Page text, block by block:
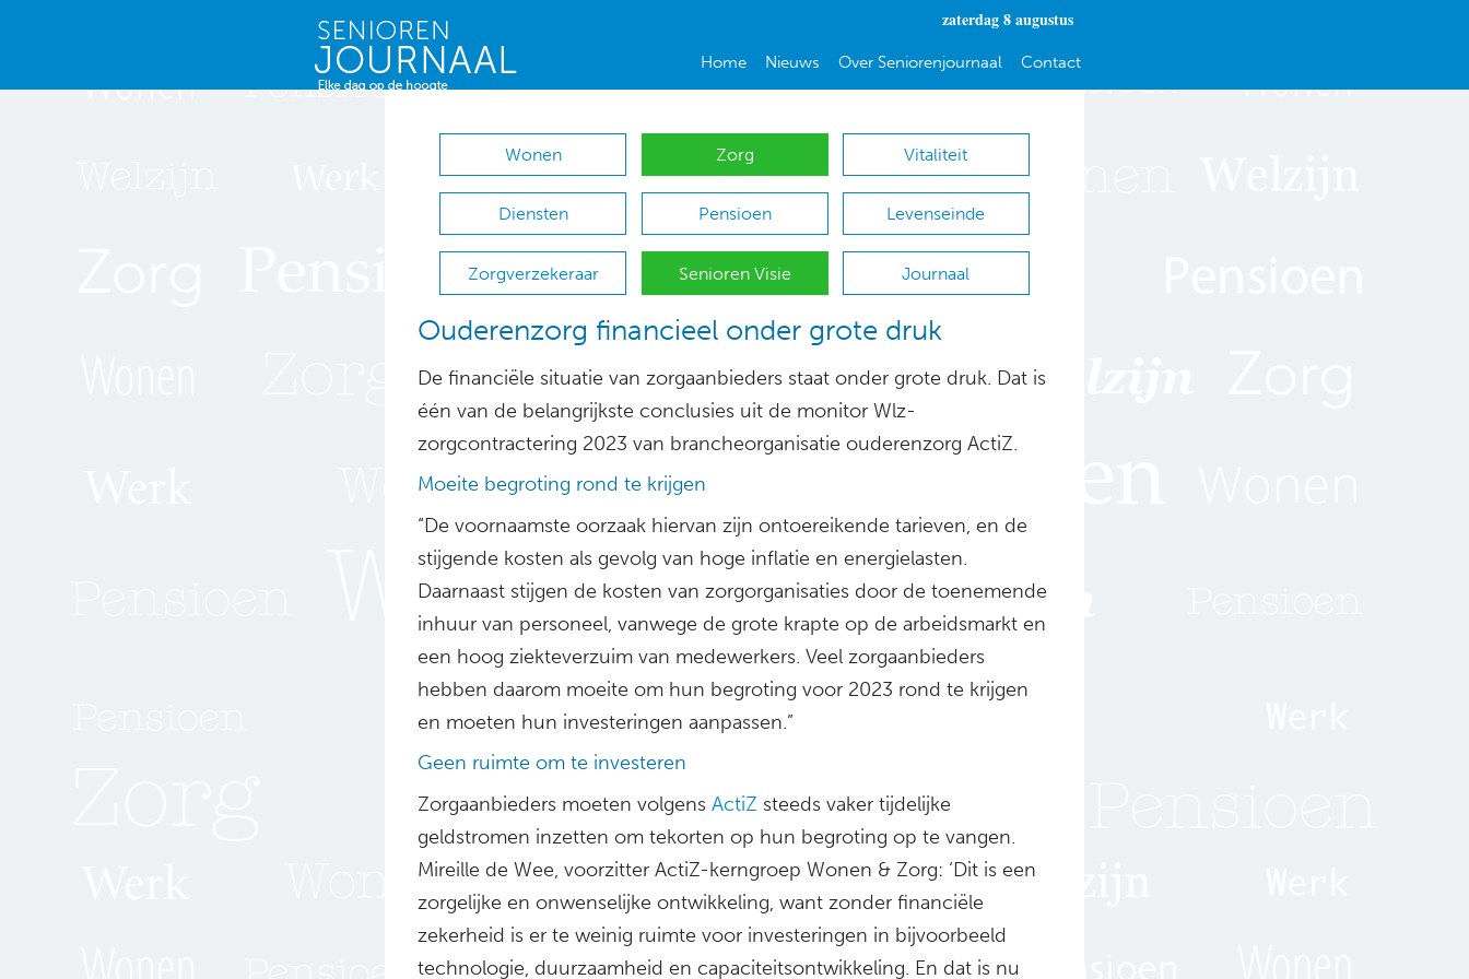
zaterdag 8 augustus
Home Nieuws Over Seniorenjournaal Contact
Wonen Zorg Vitaliteit
Diensten Pensioen Levenseinde
Zorgverzekeraar Senioren Visie Journaal
Ouderenzorg financieel onder grote druk
De financiële situatie van zorgaanbieders staat onder grote druk. Dat is
één van de belangrijkste conclusies uit de monitor Wlz-
zorgcontractering 2023 van brancheorganisatie ouderenzorg ActiZ.
Moeite begroting rond te krijgen
“De voornaamste oorzaak hiervan zijn ontoereikende tarieven, en de
stijgende kosten als gevolg van hoge inflatie en energielasten.
Daarnaast stijgen de kosten van zorgorganisaties door de toenemende
inhuur van personeel, vanwege de grote krapte op de arbeidsmarkt en
een hoog ziekteverzuim van medewerkers. Veel zorgaanbieders
hebben daarom moeite om hun begroting voor 2023 rond te krijgen
en moeten hun investeringen aanpassen.”
Geen ruimte om te investeren
Zorgaanbieders moeten volgens ActiZ steeds vaker tijdelijke
geldstromen inzetten om tekorten op hun begroting op te vangen.
Mireille de Wee, voorzitter ActiZ-kerngroep Wonen & Zorg: ‘Dit is een
zorgelijke en onwenselijke ontwikkeling, want zonder financiële
zekerheid is er te weinig ruimte voor investeringen in bijvoorbeeld
technologie, duurzaamheid en capaciteitsontwikkeling. En dat is nu